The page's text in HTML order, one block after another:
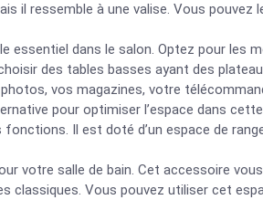
il ressemble à une valise. Vous pouvez
essentiel dans le salon. Optez pour les
des tables basses ayant des
vos magazines, votre
pour optimiser l’espace dans cette
Il est doté d’un espace de
votre salle de bain. Cet accessoire
classiques. Vous pouvez utiliser cet